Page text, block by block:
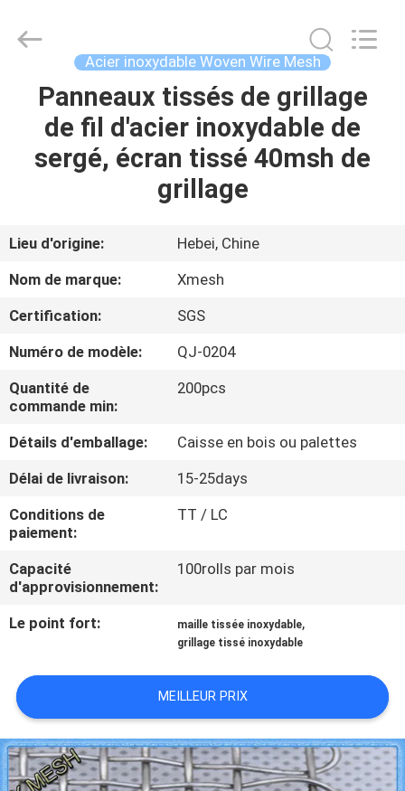
MAISON
DES
AU
SUJET
DE
VISITE
CONTRÔLE
DE
QUALITÉ
CONTACTEZ-
NOUS
DEMANDEZ
UNE
CITATION
Mesh
Reserved.
Acier inoxydable Woven Wire Mesh
Panneaux tissés de grillage
de fil d'acier inoxydable de
sergé, écran tissé 40msh de
grillage
Lieu d'origine:
Hebei, Chine
Nom de marque:
Xmesh
Certification:
SGS
Numéro de modèle:
QJ-0204
Quantité de
commande min:
200pcs
Détails d'emballage:
Caisse en bois ou palettes
Délai de livraison:
15-25days
Conditions de
paiement:
TT / LC
Capacité
d'approvisionnement:
100rolls par mois
Le point fort: maille tissée inoxydable,
grillage tissé inoxydable
MEILLEUR PRIX